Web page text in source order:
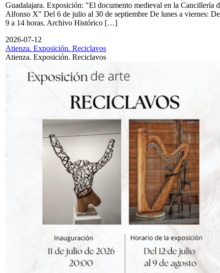
Guadalajara. Exposición: "El documento medieval en la Cancillería
Alfonso X" Del 6 de julio al 30 de septiembre De lunes a viernes: De
9 a 14 horas. Archivo Histórico […]
2026-07-12
Atienza. Exposición. Reciclavos
Atienza. Exposición. Reciclavos